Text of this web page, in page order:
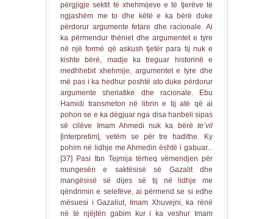
përgjigje sektit të xhehmijeve e të tjerëve të
ngjashëm me to dhe këtë e ka bërë duke
përdorur argumente fetare dhe racionale. Ai
ka përmendur thëniet dhe argumentet e tyre
në një formë që askush tjetër para tij nuk e
kishte bërë, madje ka treguar historinë e
medhhebit xhehmije, argumentet e tyre dhe
më pas i ka hedhur poshtë ato duke përdorur
argumente sheriatike dhe racionale. Ebu
Hamidi transmeton në librin e tij atë që ai
pohon se e ka dëgjuar nga disa hanbeli sipas
së cilëve Imam Ahmedi nuk ka bërë te’vil
[interpretim], vetëm se për tre hadithe. Ky
pohim në lidhje me Ahmedin është i gabuar...
[37] Pasi Ibn Tejmija tërheq vëmendjen për
mungesën e saktësisë së Gazalit dhe
mangësisë së dijes së tij në lidhje me
qëndrimin e selefëve, ai përmend se si edhe
mësuesi i Gazaliut, Imam Xhuvejni, ka rënë
në të njëjtën gabim kur i ka veshur Imam